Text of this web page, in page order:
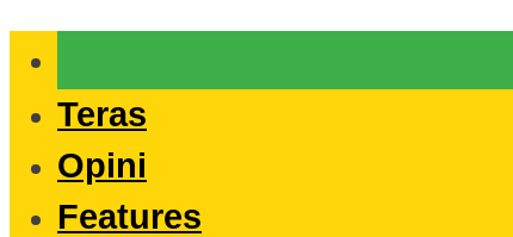
Teras
Opini
Features